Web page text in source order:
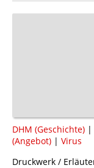
DHM (Geschichte) |
(Angebot) | Virus
Druckwerk /